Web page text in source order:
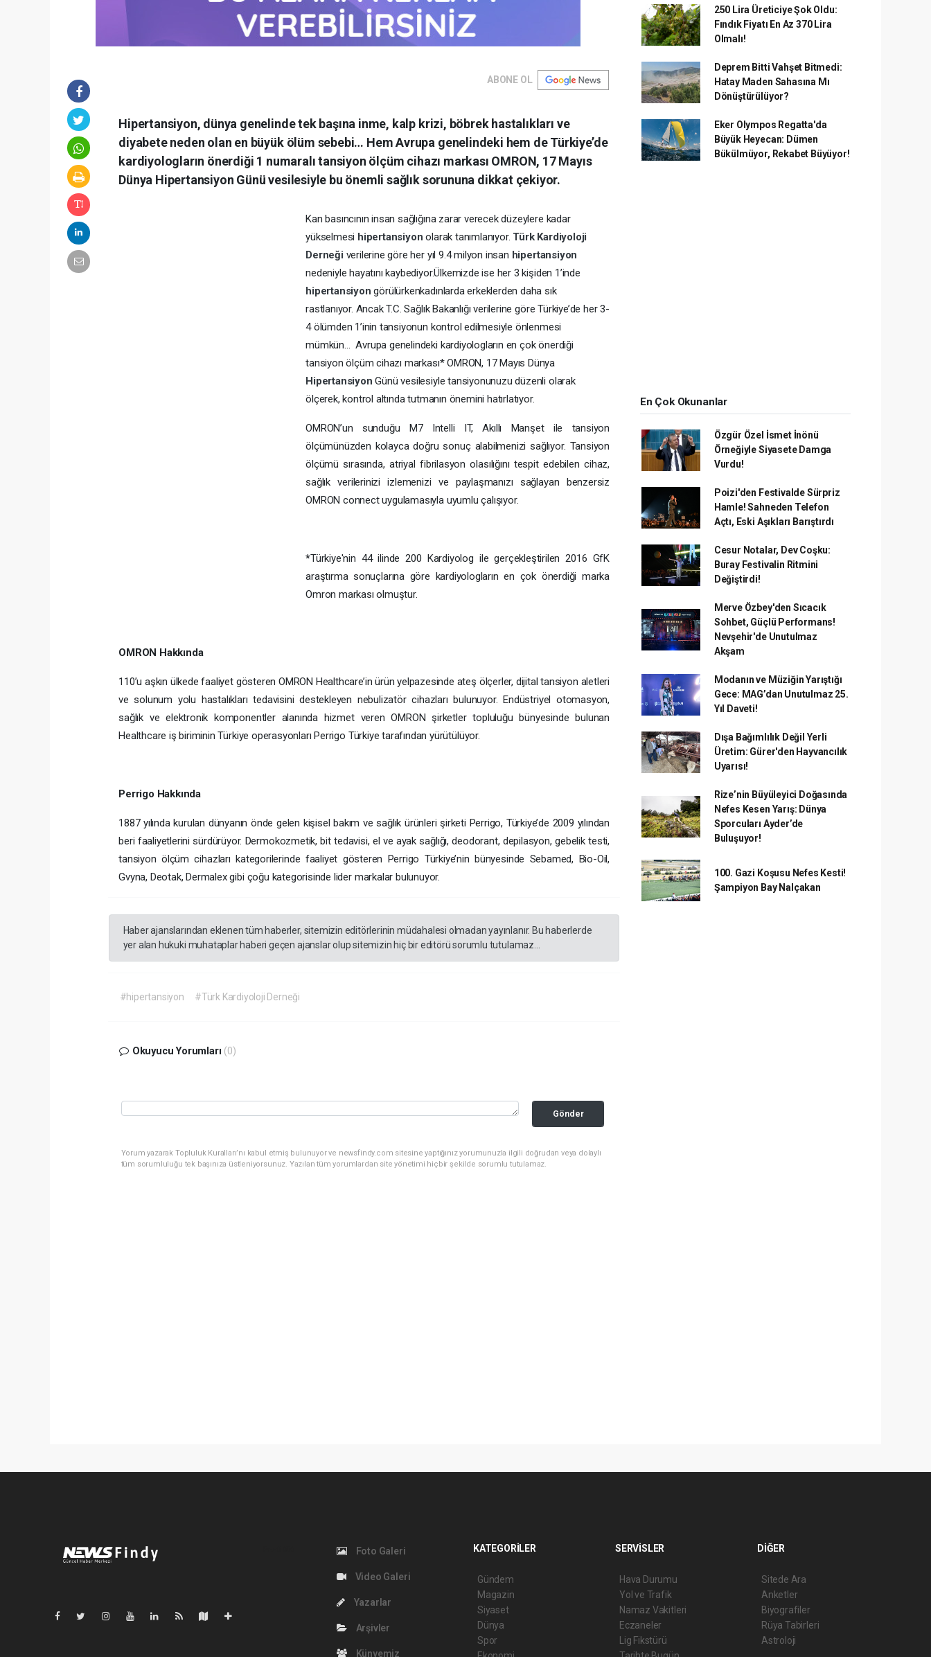
ABONE OL
Hipertansiyon, dünya genelinde tek başına inme, kalp krizi, böbrek hastalıkları ve
diyabete neden olan en büyük ölüm sebebi… Hem Avrupa genelindeki hem de Türkiye’de
kardiyologların önerdiği 1 numaralı tansiyon ölçüm cihazı markası OMRON, 17 Mayıs
Dünya Hipertansiyon Günü vesilesiyle bu önemli sağlık sorununa dikkat çekiyor.
Kan basıncının insan sağlığına zarar verecek düzeylere kadar
yükselmesi hipertansiyonolarak tanımlanıyor. Türk Kardiyoloji
Derneği verilerine göre her yıl 9.4 milyon insan hipertansiyon
nedeniyle hayatını kaybediyor.Ülkemizde ise her 3 kişiden 1’inde
hipertansiyongörülürkenkadınlarda erkeklerden daha sık
rastlanıyor. AncakT.C. Sağlık Bakanlığı verilerine göre Türkiye’de her 3-
4 ölümden 1’inin tansiyonun kontrol edilmesiyle önlenmesi
mümkün… Avrupa genelindeki kardiyologların en çok önerdiği
tansiyon ölçüm cihazı markası* OMRON, 17 Mayıs Dünya
HipertansiyonGünü vesilesiyle tansiyonunuzu düzenli olarak
ölçerek, kontrol altında tutmanın önemini hatırlatıyor.
OMRON’un sunduğu M7 Intelli IT, Akıllı Manşet ile tansiyon
ölçümünüzden kolayca doğru sonuç alabilmenizi sağlıyor. Tansiyon
ölçümü sırasında, atriyal fibrilasyon olasılığını tespit edebilen cihaz,
sağlık verilerinizi izlemenizi ve paylaşmanızı sağlayan benzersiz
OMRON connect uygulamasıyla uyumlu çalışıyor.
*Türkiye'nin 44 ilinde 200 Kardiyolog ile gerçekleştirilen 2016 GfK
araştırma sonuçlarına göre kardiyologların en çok önerdiği marka
Omron markası olmuştur.
OMRON Hakkında
110’u aşkın ülkede faaliyet gösteren OMRON Healthcare’in ürün yelpazesinde ateş ölçerler, dijital tansiyon aletleri
ve solunum yolu hastalıkları tedavisini destekleyen nebulizatör cihazları bulunuyor. Endüstriyel otomasyon,
sağlık ve elektronik komponentler alanında hizmet veren OMRON şirketler topluluğu bünyesinde bulunan
Healthcare iş biriminin Türkiye operasyonları Perrigo Türkiye tarafından yürütülüyor.
Perrigo Hakkında
1887 yılında kurulan dünyanın önde gelen kişisel bakım ve sağlık ürünleri şirketi Perrigo, Türkiye’de 2009 yılından
beri faaliyetlerini sürdürüyor. Dermokozmetik, bit tedavisi, el ve ayak sağlığı, deodorant, depilasyon, gebelik testi,
tansiyon ölçüm cihazları kategorilerinde faaliyet gösteren Perrigo Türkiye’nin bünyesinde Sebamed, Bio-Oil,
Gvyna, Deotak, Dermalex gibi çoğu kategorisinde lider markalar bulunuyor.
Haber ajanslarından eklenen tüm haberler, sitemizin editörlerinin müdahalesi olmadan yayınlanır. Bu haberlerde
yer alan hukuki muhataplar haberi geçen ajanslar olup sitemizin hiç bir editörü sorumlu tutulamaz...
#hipertansiyon #Türk Kardiyoloji Derneği
Okuyucu Yorumları (0)
Gönder
Yorum yazarak Topluluk Kuralları’nı kabul etmiş bulunuyor ve newsfindy.com sitesine yaptığınız yorumunuzla ilgili doğrudan veya dolaylı
tüm sorumluluğu tek başınıza üstleniyorsunuz. Yazılan tüm yorumlardan site yönetimi hiçbir şekilde sorumlu tutulamaz.
250 Lira Üreticiye Şok Oldu:
Fındık Fiyatı En Az 370 Lira
Olmalı!
Deprem Bitti Vahşet Bitmedi:
Hatay Maden Sahasına Mı
Dönüştürülüyor?
Eker Olympos Regatta'da
Büyük Heyecan: Dümen
Bükülmüyor, Rekabet Büyüyor!
En Çok Okunanlar
Özgür Özel İsmet İnönü
Örneğiyle Siyasete Damga
Vurdu!
Poizi'den Festivalde Sürpriz
Hamle! Sahneden Telefon
Açtı, Eski Aşıkları Barıştırdı
Cesur Notalar, Dev Coşku:
Buray Festivalin Ritmini
Değiştirdi!
Merve Özbey'den Sıcacık
Sohbet, Güçlü Performans!
Nevşehir'de Unutulmaz
Akşam
Modanın ve Müziğin Yarıştığı
Gece: MAG’dan Unutulmaz 25.
Yıl Daveti!
Dışa Bağımlılık Değil Yerli
Üretim: Gürer'den Hayvancılık
Uyarısı!
Rize’nin Büyüleyici Doğasında
Nefes Kesen Yarış: Dünya
Sporcuları Ayder’de
Buluşuyor!
100. Gazi Koşusu Nefes Kesti!
Şampiyon Bay Nalçakan
Foto Galeri
Video Galeri
Yazarlar
Arşivler
Künyemiz
KATEGORİLER
Gündem
Magazin
Siyaset
Dünya
Spor
SERVİSLER
Hava Durumu
Yol ve Trafik
Namaz Vakitleri
Eczaneler
Lig Fikstürü
DİĞER
Sitede Ara
Anketler
Biyografiler
Rüya Tabirleri
Astroloji